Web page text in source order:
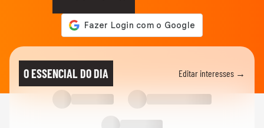
O ESSENCIAL DO DIA Editar interesses →